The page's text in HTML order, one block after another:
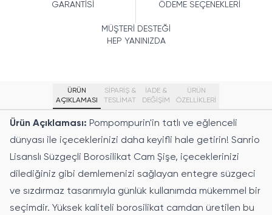
GARANTİSİ
ÖDEME SEÇENEKLERİ
MÜŞTERİ DESTEĞİ
HEP YANINIZDA
ÜRÜN
AÇIKLAMASI
SİPARİŞ &
TESLİMAT
İADE &
DEĞİŞİM
ÜRÜN
ÖZELLIKLERI
Ürün Açıklaması: Pompompurin'in tatlı ve eğlenceli
dünyası ile içeceklerinizi daha keyifli hale getirin! Sanrio
Lisanslı Süzgeçli Borosilikat Cam Şişe, içeceklerinizi
dilediğiniz gibi demlemenizi sağlayan entegre süzgeci
ve sızdırmaz tasarımıyla günlük kullanımda mükemmel bir
seçimdir. Yüksek kaliteli borosilikat camdan üretilen bu